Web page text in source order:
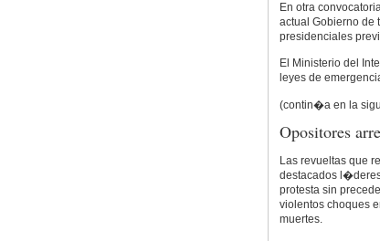
En otra
actual Gobierno
presidenciales
El Ministerio del
leyes de
(contin�a en la
Opositores
Las revueltas que
destacados
protesta sin
violentos choques
muertes.